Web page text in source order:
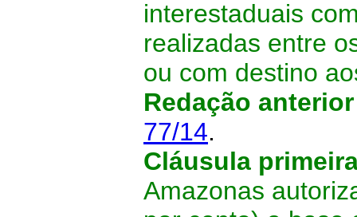
interestaduais
realizadas entre
ou com destino
Redação
77/14.
Cláusula
Amazonas